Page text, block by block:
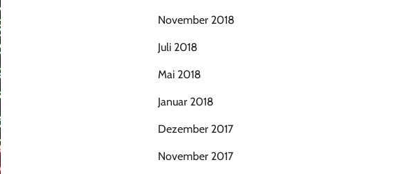
November 2018
Juli 2018
Mai 2018
Januar 2018
Dezember 2017
November 2017